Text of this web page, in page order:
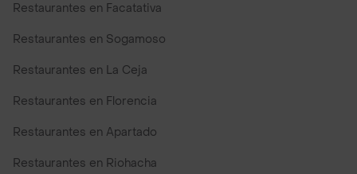
Restaurantes en Facatativa
Restaurantes en Sogamoso
Restaurantes en La Ceja
Restaurantes en Florencia
Restaurantes en Apartado
Restaurantes en Riohacha